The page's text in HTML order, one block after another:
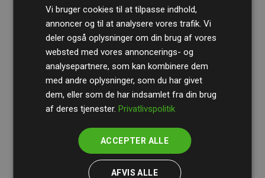
RevisionshusetBDOgennemgår løbende vores
beregninger og metode for at sikre gennemsigtighed
og pålidelighed.
Deres revision dokumenterer, at vores investeringer i
medlemmernes websites estimerede CO₂-
Vi bruger cookies til at tilpasse indhold,
annoncer og til at analysere vores trafik. Vi
deler også oplysninger om din brug af vores
websted med vores annoncerings- og
analysepartnere, som kan kombinere dem
med andre oplysninger, som du har givet
dem, eller som de har indsamlet fra din brug
af deres tjenester.Privatlivspolitik
ACCEPTER ALLE
AFVIS ALLE